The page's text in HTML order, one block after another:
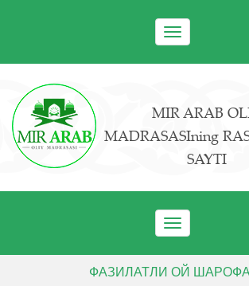
Toggle
navigation
MIR ARAB
MADRASASIning
SAYTI
Toggle
navigation
ФАЗИЛАТЛИ ОЙ